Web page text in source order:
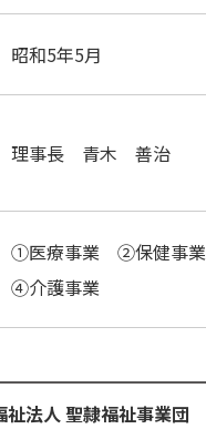
昭和5年5月
理事長 青木 善治
①医療事業 ②保健事
④介護事業
祉法人 聖隷福祉事業団